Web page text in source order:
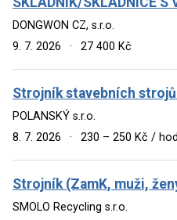
DONGWON CZ, s.r.o.
9. 7. 2026
· 27 400 Kč
Strojník stavebních
POLANSKÝ s.r.o.
8. 7. 2026
· 230 – 250 Kč /
Strojník (ZamK, muži,
SMOLO Recycling s.r.o.